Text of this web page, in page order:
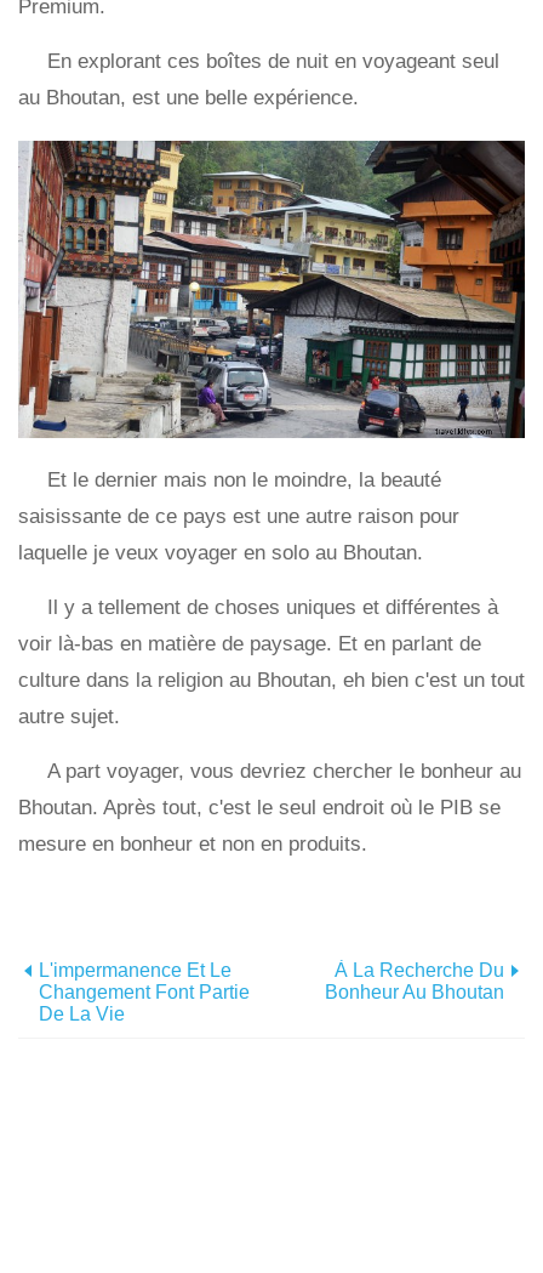
Premium.
En explorant ces boîtes de nuit en voyageant seul
au Bhoutan, est une belle expérience.
Et le dernier mais non le moindre, la beauté
saisissante de ce pays est une autre raison pour
laquelle je veux voyager en solo au Bhoutan.
Il y a tellement de choses uniques et différentes à
voir là-bas en matière de paysage. Et en parlant de
culture dans la religion au Bhoutan, eh bien c'est un tout
autre sujet.
A part voyager, vous devriez chercher le bonheur au
Bhoutan. Après tout, c'est le seul endroit où le PIB se
mesure en bonheur et non en produits.
L'impermanence Et Le
Changement Font Partie
De La Vie
À La Recherche Du
Bonheur Au Bhoutan